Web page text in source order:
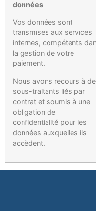
données
Vos données sont
transmises aux services
internes, compétents
la gestion de votre
paiement.
Nous avons recours à
sous-traitants liés par
contrat et soumis à une
obligation de
confidentialité pour les
données auxquelles ils
accèdent.